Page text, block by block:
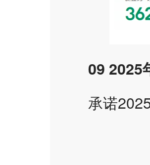
09 2025
承诺